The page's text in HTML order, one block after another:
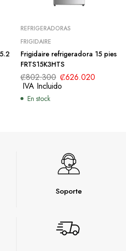
REFRIGERADORAS
FRIGIDAIRE
Frigidaire refrigeradora 15 pies
FRTS15K3HTS
₡802.300 ₡626.020
IVA Incluido
En stock
Soporte